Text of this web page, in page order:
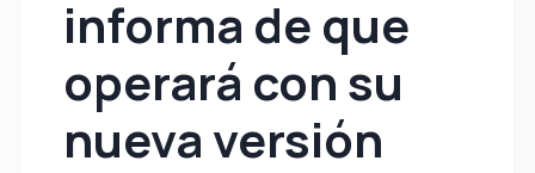
informa de que
operará con su
nueva versión